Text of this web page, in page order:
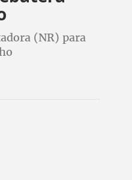
(NR) para